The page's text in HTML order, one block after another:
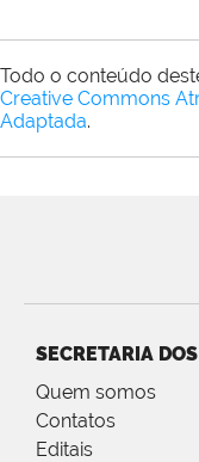
Todo o conteúdo
Creative Commons
Adaptada.
SECRETARIA
Quem somos
Contatos
Editais